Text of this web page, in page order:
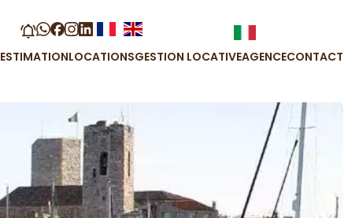
ESTIMATIONLOCATIONSGESTION LOCATIVEAGENCECONTACT